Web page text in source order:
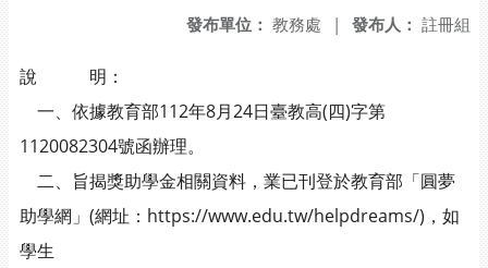
發布人： 註冊組
發布單位： 教務處 |
說 明：
一、依據教育部112年8月24日臺教高(四)字第
1120082304號函辦理。
二、旨揭獎助學金相關資料，業已刊登於教育部「圓夢
助學網」(網址：https://www.edu.tw/helpdreams/)，如
學生